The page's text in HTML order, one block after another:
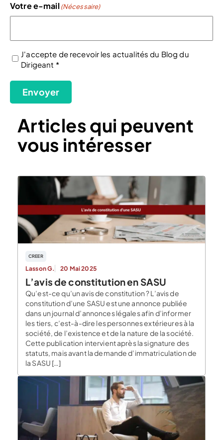
Votre e-mail (Nécessaire)
(Nécessaire)
J'accepte de recevoir les actualités du Blog du
Dirigeant *
Envoyer
Articles qui peuvent
vous intéresser
CREER
Lasson G. 20 Mai 2025
L’avis de constitution en SASU
Qu’est-ce qu’un avis de constitution ? L’avis de
constitution d’une SASU est une annonce publiée
dans un journal d’annonces légales afin d’informer
les tiers, c’est-à-dire les personnes extérieures à la
société, de l’existence et de la nature de la société.
Cette publication intervient après la signature des
statuts, mais avant la demande d’immatriculation de
la SASU […]